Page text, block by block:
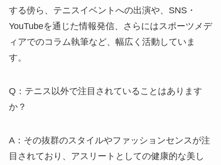
する傍ら、テニスイベントへの出演や、SNS・
YouTubeを通じた情報発信、さらにはスポーツメデ
ィアでのコラム執筆など、幅広く活動していま
す。
Q：テニス以外で注目されていることはあります
か？
A：その抜群のスタイルやファッションセンスが注
目されており、アスリートとしての健康的な美し